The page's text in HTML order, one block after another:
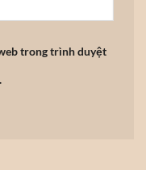
trong trình duyệt